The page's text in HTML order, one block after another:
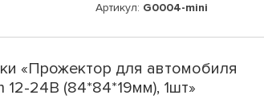
Артикул: G0004-mini
«Прожектор для автомобиля
12-24В (84*84*19мм), 1шт»